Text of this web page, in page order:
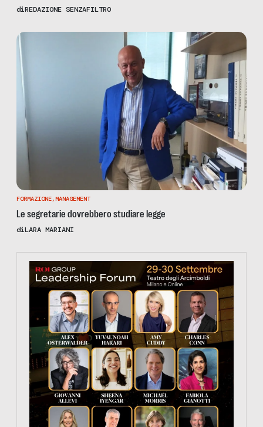
diREDAZIONE SENZAFILTRO
FORMAZIONE,MANAGEMENT
Le segretarie dovrebbero studiare legge
diLARA MARIANI
https://tinyurl.com/363fvfm9